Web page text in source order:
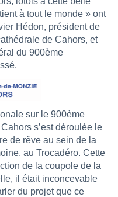
à tout le monde » ont
Hédon, président de
de Cahors, et
du 900ème
sur le 900ème
s’est déroulée le
de rêve au sein de la
au Trocadéro. Cette
de la coupole de la
il était inconcevable
du projet que ce